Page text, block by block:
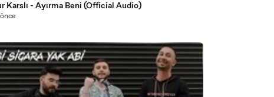
Karslı - Ayırma Beni (Official Audio)